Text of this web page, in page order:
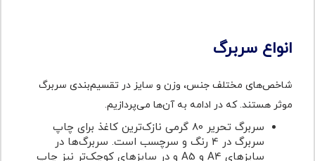
انواع سربرگ
شاخص‌های مختلف جنس، وزن و سایز در تقسیم‌بندی سربرگ
موثر هستند. که در ادامه به آن‌ها می‌پردازیم.
سربرگ تحریر 80 گرمی نازک‌ترین کاغذ برای چاپ
سربرگ در 4 رنگ و سرچسب است. سربرگ‌‌ها در
سایزهای A4 و A5 و در سایزهای کوچک‌تر نیز چاپ